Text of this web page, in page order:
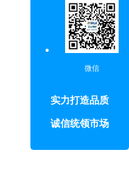
微信
实力打造品质
诚信统领市场